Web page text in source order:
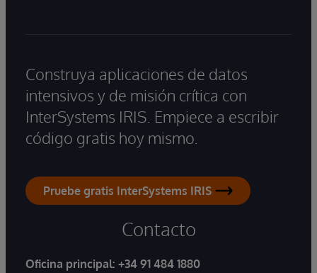
Construya aplicaciones de datos
intensivos y de misión crítica con
InterSystems IRIS. Empiece a escribir
código gratis hoy mismo.
Pruebe gratis InterSystems IRIS
Contacto
Oficina principal: +34 91 484 1880